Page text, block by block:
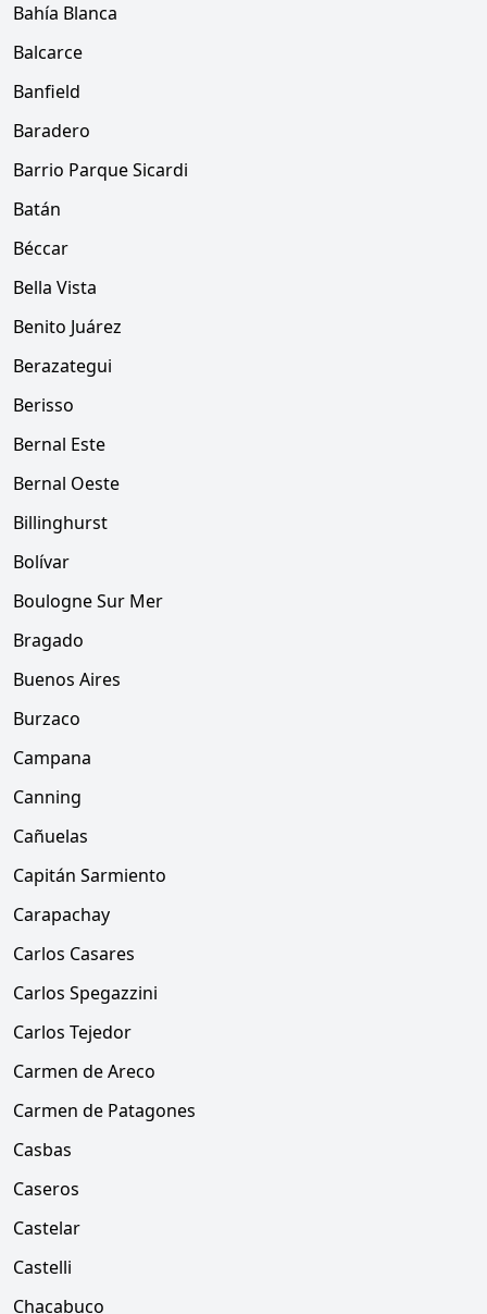
Bahía Blanca
Balcarce
Banfield
Baradero
Barrio Parque Sicardi
Batán
Béccar
Bella Vista
Benito Juárez
Berazategui
Berisso
Bernal Este
Bernal Oeste
Billinghurst
Bolívar
Boulogne Sur Mer
Bragado
Buenos Aires
Burzaco
Campana
Canning
Cañuelas
Capitán Sarmiento
Carapachay
Carlos Casares
Carlos Spegazzini
Carlos Tejedor
Carmen de Areco
Carmen de Patagones
Casbas
Caseros
Castelar
Castelli
Chacabuco